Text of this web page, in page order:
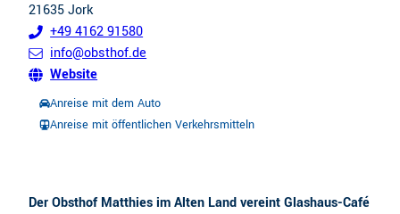
Der Obsthof Matthies im Alten Land vereint Glashaus-Café
21635Jork
+49 4162 91580
info@obsthof.de
Website
Anreise mit dem Auto
Anreise mit öffentlichen Verkehrsmitteln